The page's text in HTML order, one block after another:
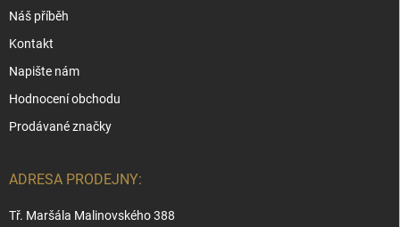
Náš příběh
Kontakt
Napište nám
Hodnocení obchodu
Prodávané značky
ADRESA PRODEJNY:
Tř. Maršála Malinovského 388